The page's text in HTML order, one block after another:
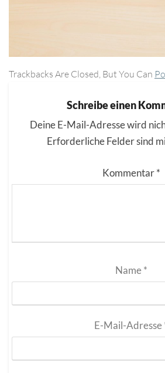
Trackbacks Are Closed, But You Can
Schreibe einen
Deine E-Mail-Adresse wird
Erforderliche Felder sind
Kommentar*
Name*
E-Mail-Adresse